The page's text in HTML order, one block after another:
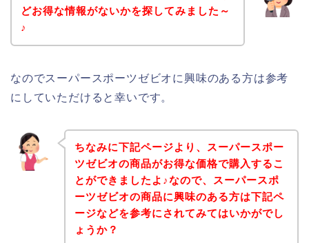
どお得な情報がないかを探してみました～
♪
なのでスーパースポーツゼビオに興味のある方は参考
にしていただけると幸いです。
ちなみに下記ページより、スーパースポー
ツゼビオの商品がお得な価格で購入するこ
とができましたよ♪なので、スーパースポ
ーツゼビオの商品に興味のある方は下記ペ
ージなどを参考にされてみてはいかがでし
ょうか？